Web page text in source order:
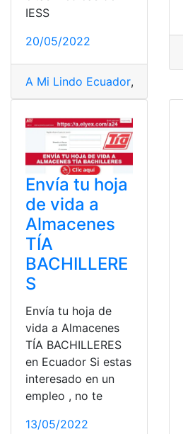
IESS
20/05/2022
A Mi Lindo Ecuador,
Envía tu hoja
de vida a
Almacenes
TÍA
BACHILLERE
S
Envía tu hoja de
vida a Almacenes
TÍA BACHILLERES
en Ecuador Si estas
interesado en un
empleo , no te
13/05/2022